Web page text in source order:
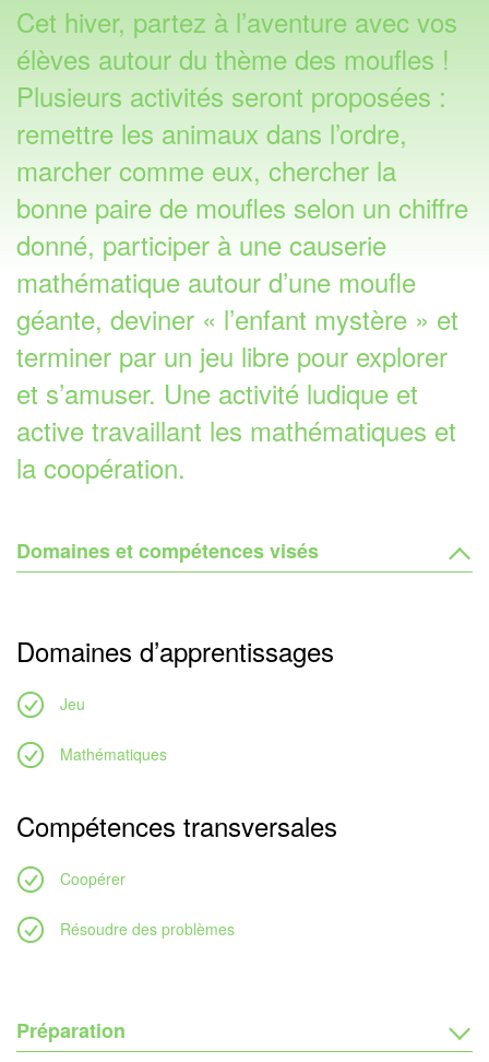
Cet hiver, partez à l’aventure avec vos
élèves autour du thème des moufles !
Plusieurs activités seront proposées :
remettre les animaux dans l’ordre,
marcher comme eux, chercher la
bonne paire de moufles selon un chiffre
donné, participer à une causerie
mathématique autour d’une moufle
géante, deviner « l’enfant mystère » et
terminer par un jeu libre pour explorer
et s’amuser. Une activité ludique et
active travaillant les mathématiques et
la coopération.
Domaines et compétences visés
Domaines d’apprentissages
Jeu
Mathématiques
Compétences transversales
Coopérer
Résoudre des problèmes
Préparation